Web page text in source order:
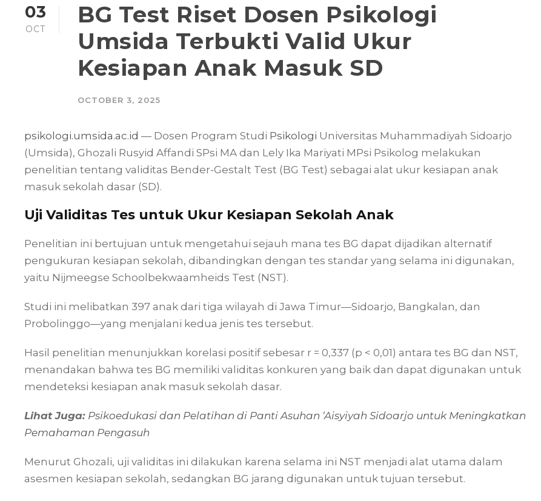
03
OCT
BG Test Riset Dosen Psikologi
Umsida Terbukti Valid Ukur
Kesiapan Anak Masuk SD
OCTOBER 3, 2025
psikologi.umsida.ac.id — Dosen Program Studi Psikologi Universitas Muhammadiyah Sidoarjo
(Umsida), Ghozali Rusyid Affandi SPsi MA dan Lely Ika Mariyati MPsi Psikolog melakukan
penelitian tentang validitas Bender-Gestalt Test (BG Test) sebagai alat ukur kesiapan anak
masuk sekolah dasar (SD).
Uji Validitas Tes untuk Ukur Kesiapan Sekolah Anak
Penelitian ini bertujuan untuk mengetahui sejauh mana tes BG dapat dijadikan alternatif
pengukuran kesiapan sekolah, dibandingkan dengan tes standar yang selama ini digunakan,
yaitu Nijmeegse Schoolbekwaamheids Test (NST).
Studi ini melibatkan 397 anak dari tiga wilayah di Jawa Timur—Sidoarjo, Bangkalan, dan
Probolinggo—yang menjalani kedua jenis tes tersebut.
Hasil penelitian menunjukkan korelasi positif sebesar r = 0,337 (p < 0,01) antara tes BG dan NST,
menandakan bahwa tes BG memiliki validitas konkuren yang baik dan dapat digunakan untuk
mendeteksi kesiapan anak masuk sekolah dasar.
Lihat Juga: Psikoedukasi dan Pelatihan di Panti Asuhan ‘Aisyiyah Sidoarjo untuk Meningkatkan
Pemahaman Pengasuh
Menurut Ghozali, uji validitas ini dilakukan karena selama ini NST menjadi alat utama dalam
asesmen kesiapan sekolah, sedangkan BG jarang digunakan untuk tujuan tersebut.